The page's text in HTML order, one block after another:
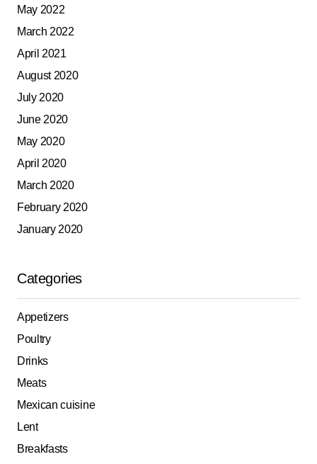
May 2022
March 2022
April 2021
August 2020
July 2020
June 2020
May 2020
April 2020
March 2020
February 2020
January 2020
Categories
Appetizers
Poultry
Drinks
Meats
Mexican cuisine
Lent
Breakfasts